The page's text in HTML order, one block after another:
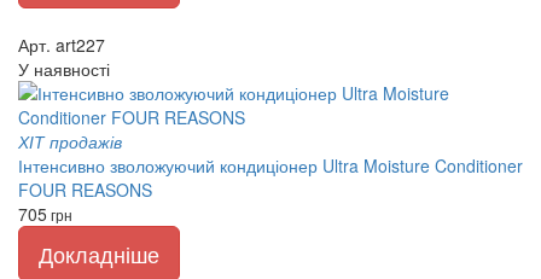
Арт. art227
У наявності
ХІТ продажів
Інтенсивно зволожуючий кондиціонер Ultra Moisture Conditioner
FOUR REASONS
705грн
Докладніше